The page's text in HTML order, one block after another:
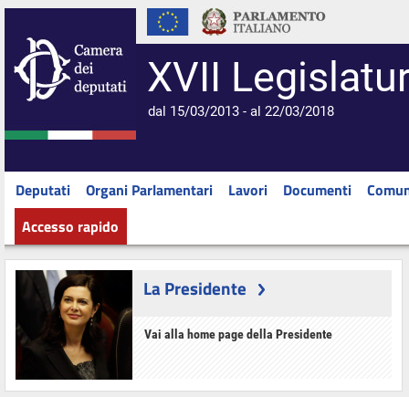
XVII
dal 15/03/2013 - al 22/03/2018
Deputati Organi Parlamentari Lavori Documenti
Accesso rapido
La Presidente
Vai alla home page della Presidente